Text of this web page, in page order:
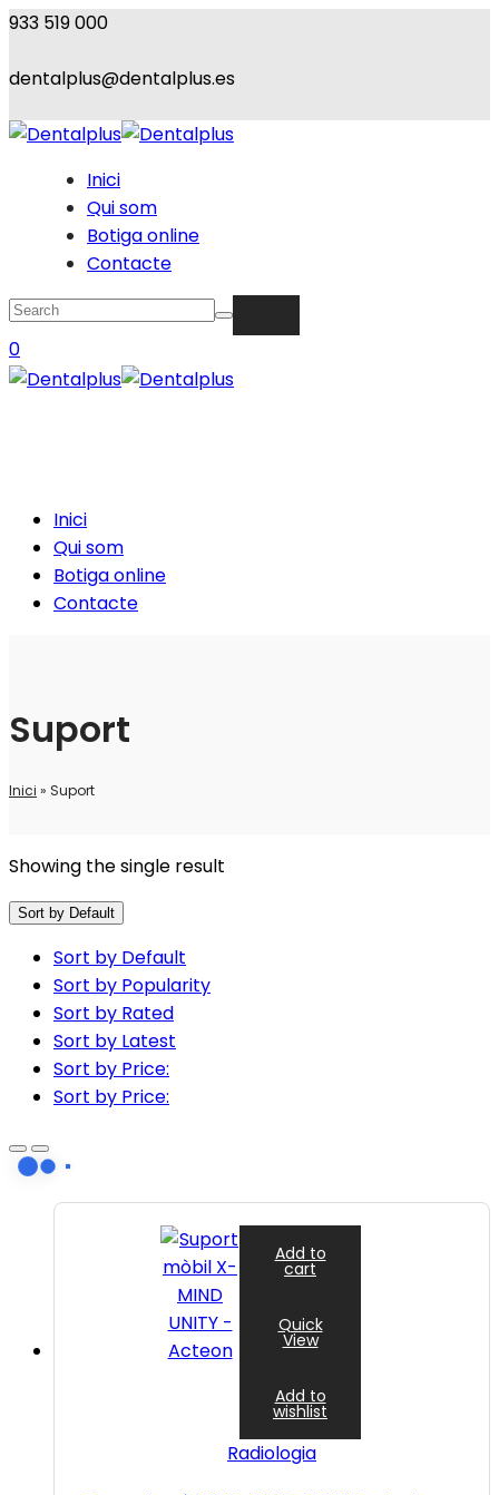
933 519 000
dentalplus@dentalplus.es
Inici
Qui som
Botiga online
Contacte
0
Inici
Qui som
Botiga online
Contacte
Suport
Inici » Suport
Showing the single result
Sort by Default
Sort by Default
Sort by Popularity
Sort by Rated
Sort by Latest
Sort by Price:
Sort by Price:
Add to
cart
Quick
View
Add to
wishlist
Radiologia